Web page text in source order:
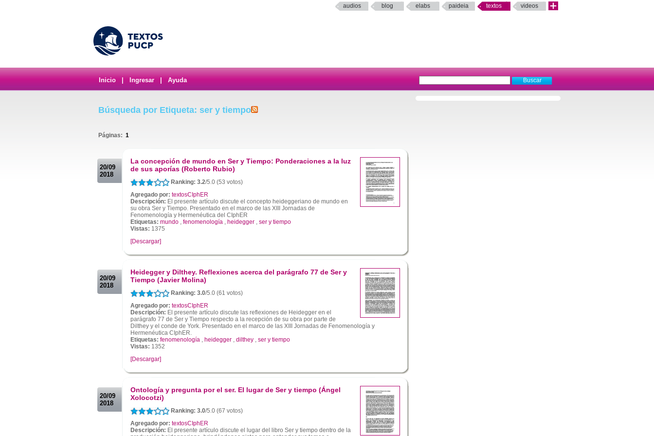
audios blog elabs paideia textos videos
Inicio Ingresar Ayuda
Búsqueda por Etiqueta: ser y tiempo
Páginas: 1
20/09
2018
La concepción de mundo en Ser y Tiempo: Ponderaciones a la luz
de sus aporías (Roberto Rubio)
Ranking: 3.2/5.0 (53 votos)
Agregado por: textosCIphER
Descripción: El presente artículo discute el concepto heideggeriano de mundo en
su obra Ser y Tiempo. Presentado en el marco de las XIII Jornadas de
Fenomenología y Hermenéutica del CIphER
Etiquetas: mundo , fenomenología , heidegger , ser y tiempo
Vistas: 1375
[Descargar]
20/09
2018
Heidegger y Dilthey. Reflexiones acerca del parágrafo 77 de Ser y
Tiempo (Javier Molina)
Ranking: 3.0/5.0 (61 votos)
Agregado por: textosCIphER
Descripción: El presente artículo discute las reflexiones de Heidegger en el
parágrafo 77 de Ser y Tiempo respecto a la recepción de su obra por parte de
Dilthey y el conde de York. Presentado en el marco de las XIII Jornadas de Fenomenología y
Hermenéutica CIphER.
Etiquetas: fenomenología , heidegger , dilthey , ser y tiempo
Vistas: 1352
[Descargar]
20/09
2018
Ontología y pregunta por el ser. El lugar de Ser y tiempo (Ángel
Xolocotzi)
Ranking: 3.0/5.0 (67 votos)
Agregado por: textosCIphER
Descripción: El presente artículo discute el lugar del libro Ser y tiempo dentro de la